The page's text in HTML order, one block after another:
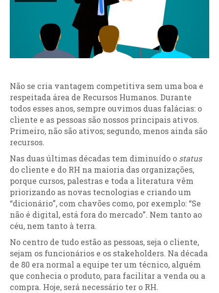
Não se cria vantagem competitiva sem uma boa e
respeitada área de Recursos Humanos. Durante
todos esses anos, sempre ouvimos duas falácias: o
cliente e as pessoas são nossos principais ativos.
Primeiro, não são ativos; segundo, menos ainda são
recursos.
Nas duas últimas décadas tem diminuído o status
do cliente e do RH na maioria das organizações,
porque cursos, palestras e toda a literatura vêm
priorizando as novas tecnologias e criando um
“dicionário”, com chavões como, por exemplo: “Se
não é digital, está fora do mercado”. Nem tanto ao
céu, nem tanto à terra.
No centro de tudo estão as pessoas, seja o cliente,
sejam os funcionários e os stakeholders. Na década
de 80 era normal a equipe ter um técnico, alguém
que conhecia o produto, para facilitar a venda ou a
compra. Hoje, será necessário ter o RH.